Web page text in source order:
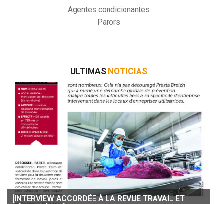
Agentes condicionantes
Parors
ULTIMAS NOTICIAS
[INTERVIEW ACCORDÉE À LA REVUE TRAVAIL ET